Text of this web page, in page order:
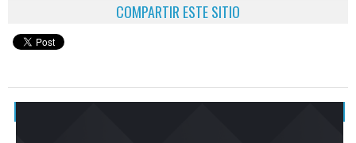
COMPARTIR ESTE SITIO